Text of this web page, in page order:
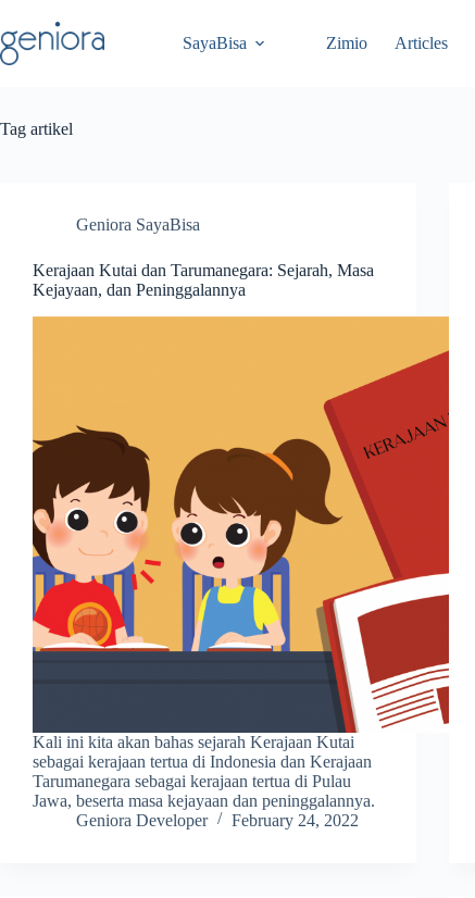
to
content
SayaBisa Zimio Articles
Tag artikel
Geniora SayaBisa
Kerajaan Kutai dan Tarumanegara: Sejarah, Masa
Kejayaan, dan Peninggalannya
Kali ini kita akan bahas sejarah Kerajaan Kutai
sebagai kerajaan tertua di Indonesia dan Kerajaan
Tarumanegara sebagai kerajaan tertua di Pulau
Jawa, beserta masa kejayaan dan peninggalannya.
Geniora Developer
February 24, 2022